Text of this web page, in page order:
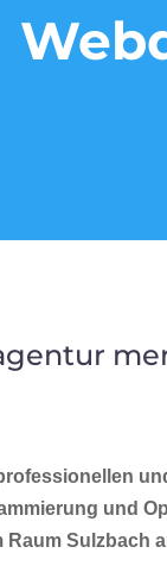
und
Raum Sulzbach